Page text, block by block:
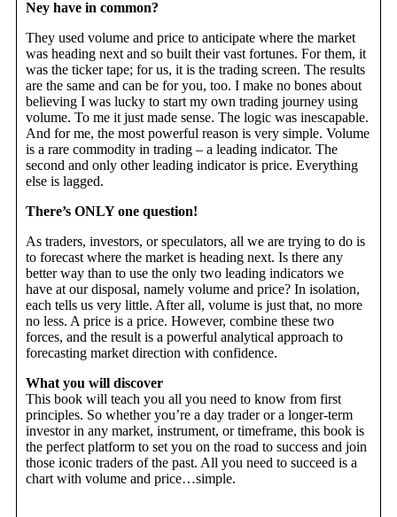
Ney have in common?
They used volume and price to anticipate where the market
was heading next and so built their vast fortunes. For them, it
was the ticker tape; for us, it is the trading screen. The results
are the same and can be for you, too. I make no bones about
believing I was lucky to start my own trading journey using
volume. To me it just made sense. The logic was inescapable.
And for me, the most powerful reason is very simple. Volume
is a rare commodity in trading – a leading indicator. The
second and only other leading indicator is price. Everything
else is lagged.
There’s ONLY one question!
As traders, investors, or speculators, all we are trying to do is
to forecast where the market is heading next. Is there any
better way than to use the only two leading indicators we
have at our disposal, namely volume and price? In isolation,
each tells us very little. After all, volume is just that, no more
no less. A price is a price. However, combine these two
forces, and the result is a powerful analytical approach to
forecasting market direction with confidence.
What you will discover
This book will teach you all you need to know from first
principles. So whether you’re a day trader or a longer-term
investor in any market, instrument, or timeframe, this book is
the perfect platform to set you on the road to success and join
those iconic traders of the past. All you need to succeed is a
chart with volume and price…simple.